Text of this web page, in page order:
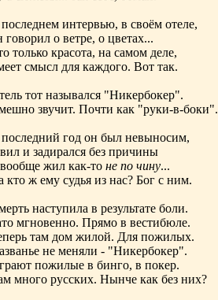
интервью, в своём отеле,
говорил о ветре, о цветах...
только красота, на самом деле,
смысл для каждого. Вот так.
тот назывался "Никербокер".
звучит. Почти как "руки-в-боки".
год он был невыносим,
и задирался без причины
жил как-то не по чину...
кто ж ему судья из нас? Бог с ним.
наступила в результате боли.
мгновенно. Прямо в вестибюле.
там дом жилой. Для пожилых.
не меняли - "Никербокер".
пожилые в бинго, в покер.
много русских. Нынче как без них?